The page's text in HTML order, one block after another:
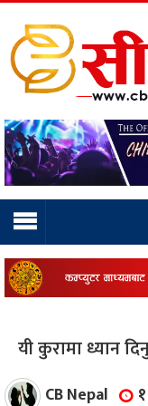
टिम:
यी कुरामा ध्यान
CB Nepal